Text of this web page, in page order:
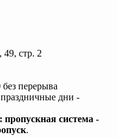
стр. 2
перерыва
дни -
система -
.